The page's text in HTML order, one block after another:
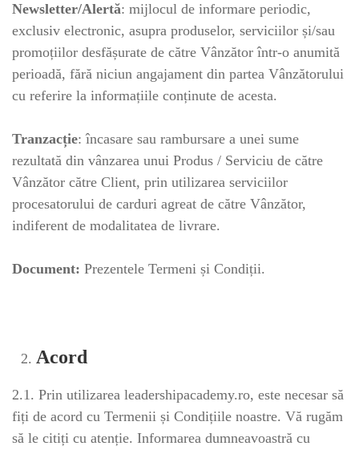
Newsletter/Alertă: mijlocul de informare periodic,
exclusiv electronic, asupra produselor, serviciilor și/sau
promoțiilor desfășurate de către Vânzător într-o anumită
perioadă, fără niciun angajament din partea Vânzătorului
cu referire la informațiile conținute de acesta.
Tranzacție: încasare sau rambursare a unei sume
rezultată din vânzarea unui Produs / Serviciu de către
Vânzător către Client, prin utilizarea serviciilor
procesatorului de carduri agreat de către Vânzător,
indiferent de modalitatea de livrare.
Document: Prezentele Termeni și Condiții.
Acord
2.1. Prin utilizarea leadershipacademy.ro, este necesar să
fiți de acord cu Termenii și Condițiile noastre. Vă rugăm
să le citiți cu atenție. Informarea dumneavoastră cu